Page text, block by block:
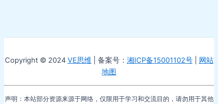
Copyright © 2024 VE思维 | 备案号： 湘ICP备15001102号| 网站
地图
声明：本站部分资源来源于网络，仅限用于学习和交流目的，请勿用于其他